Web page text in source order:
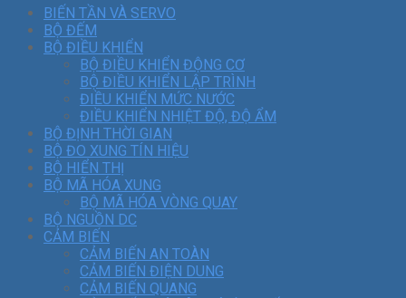
BIẾN TẦN VÀ SERVO
BỘ ĐẾM
BỘ ĐIỀU KHIỂN
BỘ ĐIỀU KHIỂN ĐỘNG CƠ
BỘ ĐIỀU KHIỂN LẬP TRÌNH
ĐIỀU KHIỂN MỨC NƯỚC
ĐIỀU KHIỂN NHIỆT ĐỘ, ĐỘ ẨM
BỘ ĐỊNH THỜI GIAN
BỘ ĐO XUNG TÍN HIỆU
BỘ HIỂN THỊ
BỘ MÃ HÓA XUNG
BỘ MÃ HÓA VÒNG QUAY
BỘ NGUỒN DC
CẢM BIẾN
CẢM BIẾN AN TOÀN
CẢM BIẾN ĐIỆN DUNG
CẢM BIẾN QUANG